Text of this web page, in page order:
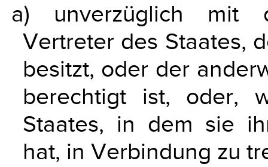
a) unverzüglich mit
Vertreter des Staates,
besitzt, oder der
berechtigt ist, oder,
Staates, in dem sie
hat, in Verbindung zu